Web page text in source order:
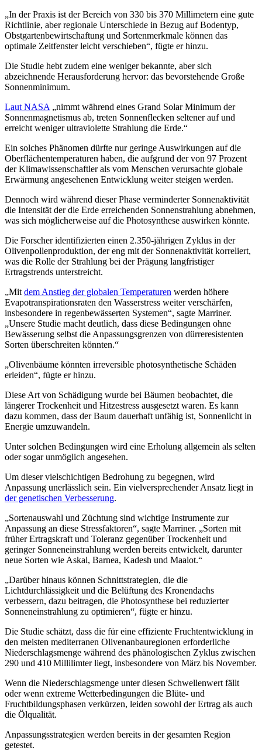
„In der Praxis ist der Bereich von 330 bis 370 Millimetern eine gute
Richtlinie, aber regionale Unterschiede in Bezug auf Bodentyp,
Obstgartenbewirtschaftung und Sortenmerkmale können das
optimale Zeitfenster leicht verschieben“, fügte er hinzu.
Die Studie hebt zudem eine weniger bekannte, aber sich
abzeichnende Herausforderung hervor: das bevorstehende Große
Sonnenminimum.
Laut NASA „nimmt während eines Grand Solar Minimum der
Sonnenmagnetismus ab, treten Sonnenflecken seltener auf und
erreicht weniger ultraviolette Strahlung die Erde.“
Ein solches Phänomen dürfte nur geringe Auswirkungen auf die
Ober­flächen­temperaturen haben, die aufgrund der von 97 Prozent
der Klima­wissenschaftler als vom Menschen verursachte globale
Erwärmung angesehenen Entwicklung weiter steigen werden.
Dennoch wird während dieser Phase verminderter Sonnenaktivität
die Intensität der die Erde erreichenden Sonnenstrahlung abnehmen,
was sich möglicherweise auf die Photosynthese auswirken könnte.
Die Forscher identifizierten einen 2.350-jährigen Zyklus in der
Olivenpollenproduktion, der eng mit der Sonnenaktivität korreliert,
was die Rolle der Strahlung bei der Prägung langfristiger
Ertragstrends unterstreicht.
„Mit dem Anstieg der globalen Temperaturen werden höhere
Evapotranspirationsraten den Wasserstress weiter verschärfen,
insbesondere in regenbewässerten Systemen“, sagte Marriner.
„Unsere Studie macht deutlich, dass diese Bedingungen ohne
Bewässerung selbst die Anpassungsgrenzen von dürreresistenten
Sorten überschreiten könnten.“
„Olivenbäume könnten irreversible photosynthetische Schäden
erleiden“, fügte er hinzu.
Diese Art von Schädigung wurde bei Bäumen beobachtet, die
längerer Trockenheit und Hitzestress ausgesetzt waren. Es kann
dazu kommen, dass der Baum dauerhaft unfähig ist, Sonnenlicht in
Energie umzuwandeln.
Unter solchen Bedingungen wird eine Erholung allgemein als selten
oder sogar unmöglich angesehen.
Um dieser vielschichtigen Bedrohung zu begegnen, wird
Anpassung unerlässlich sein. Ein vielversprechender Ansatz liegt in
der genetischen Verbesserung.
„Sortenauswahl und Züchtung sind wichtige Instrumente zur
Anpassung an diese Stressfaktoren“, sagte Marriner. „Sorten mit
früher Ertragskraft und Toleranz gegenüber Trockenheit und
geringer Sonneneinstrahlung werden bereits entwickelt, darunter
neue Sorten wie Askal, Barnea, Kadesh und Maalot.“
„Darüber hinaus können Schnittstrategien, die die
Lichtdurchlässigkeit und die Belüftung des Kronendachs
verbessern, dazu beitragen, die Photosynthese bei reduzierter
Sonneneinstrahlung zu optimieren“, fügte er hinzu.
Die Studie schätzt, dass die für eine effiziente Fruchtent­wick­lung in
den meisten mediterranen Olivenanbau­regionen er­forder­liche
Niederschlags­menge während des phä­no­lo­gi­schen Zyklus zwischen
290 und 410 Milli­lim­ter liegt, insbesondere von März bis November.
Wenn die Niederschlagsmenge unter diesen Schwellenwert fällt
oder wenn extreme Wetterbedingungen die Blüte- und
Fruchtbildungsphasen verkürzen, leiden sowohl der Ertrag als auch
die Ölqualität.
Anpassungsstrategien werden bereits in der gesamten Region
getestet.